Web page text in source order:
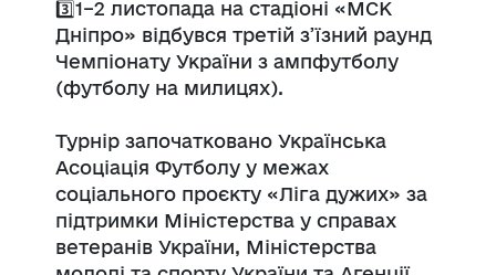
3️⃣1–2 листопада на стадіоні «МСК
Дніпро» відбувся третій з’їзний раунд
Чемпіонату України з ампфутболу
(футболу на милицях).
Турнір започатковано Українська
Асоціація Футболу у межах
соціального проєкту «Ліга дужих» за
підтримки Міністерства у справах
ветеранів України, Міністерства